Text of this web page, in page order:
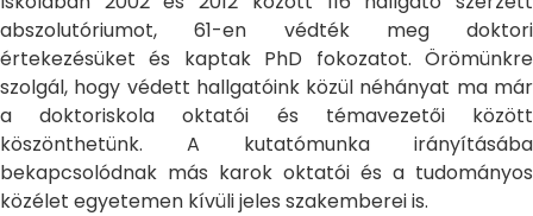
abszolutóriumot, 61-en védték meg doktori
értekezésüket és kaptak PhD fokozatot. Örömünkre
szolgál, hogy védett hallgatóink közül néhányat ma már
a doktoriskola oktatói és témavezetői között
köszönthetünk. A kutatómunka irányításába
bekapcsolódnak más karok oktatói és a tudományos
közélet egyetemen kívüli jeles szakemberei is.